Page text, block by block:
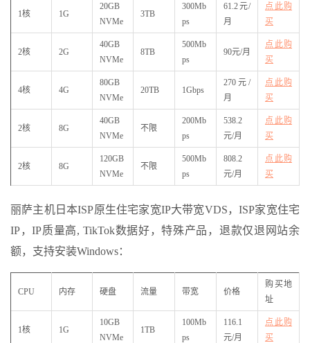
1核 1G
20GB
NVMe
3TB
300Mb
ps
61.2元/
月
点此购
买
2核 2G
40GB
NVMe
8TB
500Mb
ps
90元/月
点此购
买
4核 4G
80GB
NVMe
20TB 1Gbps
270元/
月
点此购
买
2核 8G
40GB
NVMe
不限
200Mb
ps
538.2
元/月
点此购
买
2核 8G
120GB
NVMe
不限
500Mb
ps
808.2
元/月
点此购
买
丽萨主机日本ISP原生住宅家宽IP大带宽VDS，ISP家宽住宅
IP，IP质量高, TikTok数据好，特殊产品，退款仅退网站余
额，支持安装Windows：
CPU 内存 硬盘 流量 带宽 价格
购买地
址
1核 1G
10GB
NVMe
1TB
100Mb
ps
116.1
元/月
点此购
买